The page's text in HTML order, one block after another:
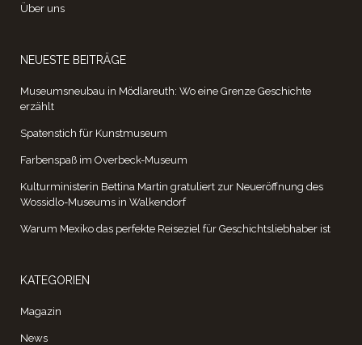
Über uns
NEUESTE BEITRÄGE
Museumsneubau in Mödlareuth: Wo eine Grenze Geschichte
erzählt
Spatenstich für Kunstmuseum
Farbenspaß im Overbeck-Museum
Kulturministerin Bettina Martin gratuliert zur Neueröffnung des
Wossidlo-Museums in Walkendorf
Warum Mexiko das perfekte Reiseziel für Geschichtsliebhaber ist
KATEGORIEN
Magazin
News